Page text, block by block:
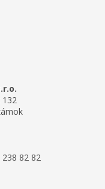
132
82 82